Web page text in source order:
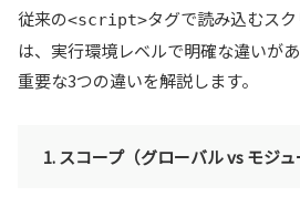
従来の<script>タグで読み込むス
は、実行環境レベルで明確な違いが
重要な3つの違いを解説します。
1. スコープ（グローバル vs モジュ